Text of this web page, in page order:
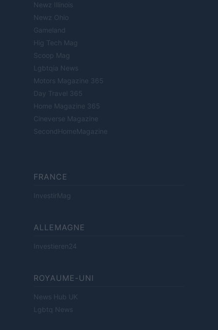
Newz Illinois
Newz Ohio
Gameland
Hig Tech Mag
Scoop Mag
Lgbtqia News
Motors Magazine 365
Day Travel 365
Home Magazine 365
Cineverse Magazine
SecondHomeMagazine
FRANCE
InvestirMag
ALLEMAGNE
Investieren24
ROYAUME-UNI
News Hub UK
Lgbtq News